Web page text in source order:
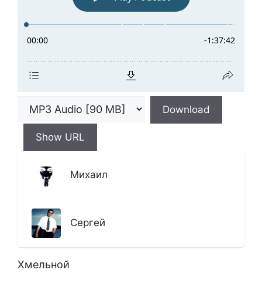
Download
Show URL
Михаил
Сергей
Хмельной